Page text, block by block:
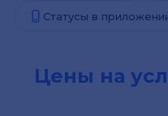
Статусы в
Цены на